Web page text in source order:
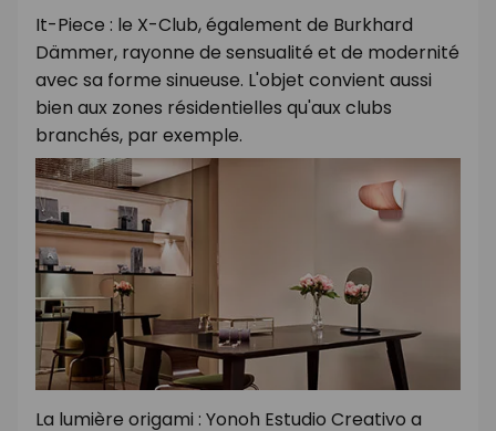
It-Piece : le X-Club, également de Burkhard
Dämmer, rayonne de sensualité et de modernité
avec sa forme sinueuse. L'objet convient aussi
bien aux zones résidentielles qu'aux clubs
branchés, par exemple.
La lumière origami : Yonoh Estudio Creativo a